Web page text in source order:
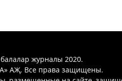
журналы 2020.
АҖ. Все права защищены.